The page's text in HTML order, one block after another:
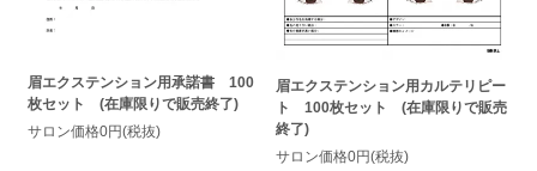
眉エクステンション用承諾書 100
枚セット (在庫限りで販売終了)
サロン価格0円(税抜)
眉エクステンション用カルテリピー
ト 100枚セット (在庫限りで販売
終了)
サロン価格0円(税抜)